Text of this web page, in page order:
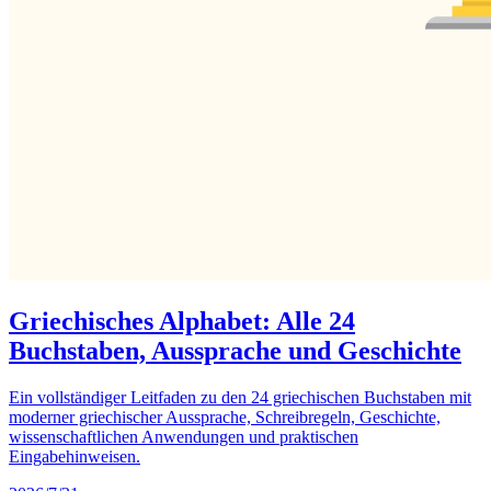
Griechisches Alphabet: Alle 24
Buchstaben, Aussprache und Geschichte
Ein vollständiger Leitfaden zu den 24 griechischen Buchstaben mit
moderner griechischer Aussprache, Schreibregeln, Geschichte,
wissenschaftlichen Anwendungen und praktischen
Eingabehinweisen.